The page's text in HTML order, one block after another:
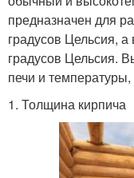
предназначен для
градусов Цельсия,
градусов Цельсия.
печи и температуры,
1. Толщина кирпича